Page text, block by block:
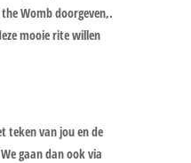
Womb doorgeven,.
mooie rite willen
teken van jou en de
gaan dan ook via